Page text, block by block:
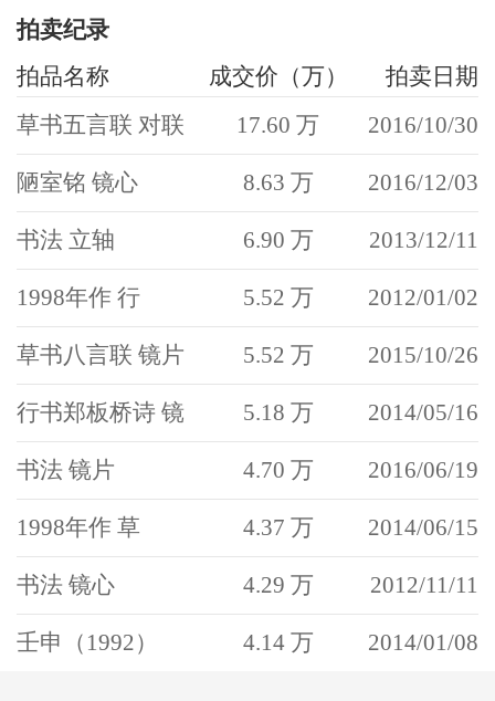
拍卖纪录
拍品名称
成交价（万）
拍卖日期
草书五言联 对联
17.60 万 2016/10/30
陋室铭 镜心 8.63 万 2016/12/03
书法 立轴 6.90 万 2013/12/11
1998年作 行 5.52 万 2012/01/02
草书八言联 镜片 5.52 万 2015/10/26
行书郑板桥诗 镜 5.18 万 2014/05/16
书法 镜片 4.70 万 2016/06/19
1998年作 草 4.37 万 2014/06/15
书法 镜心 4.29 万 2012/11/11
壬申（1992） 4.14 万 2014/01/08